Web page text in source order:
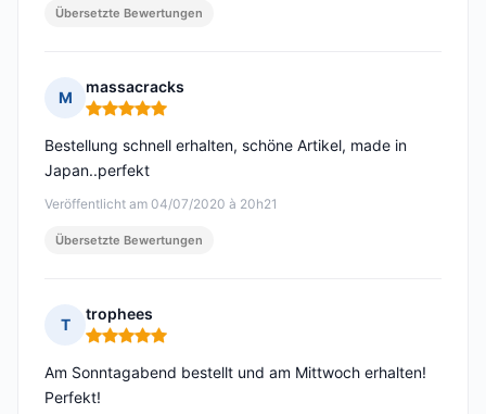
Übersetzte Bewertungen
M
massacracks
Hinweis: 5 von 5
Veröffentlicht am 04/07/2020 à 20h21
Bestellung schnell erhalten, schöne Artikel, made in
Japan..perfekt
Übersetzte Bewertungen
T
trophees
Hinweis: 5 von 5
Am Sonntagabend bestellt und am Mittwoch erhalten!
Perfekt!